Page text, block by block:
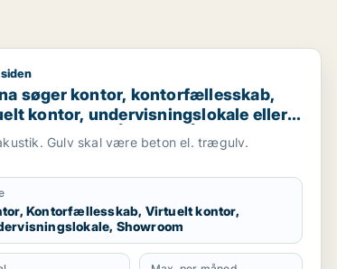
til leje i Århus C, Århus N
søger kontor, kontorfællesskab, virtuelt
søger kontor, kontorfællesskab,
kontor, undervisningslokale eller
til leje i Århus N, Århus V eller
Gulv skal være beton el. trægulv.
Kontorfællesskab, Virtuelt kontor,
Showroom